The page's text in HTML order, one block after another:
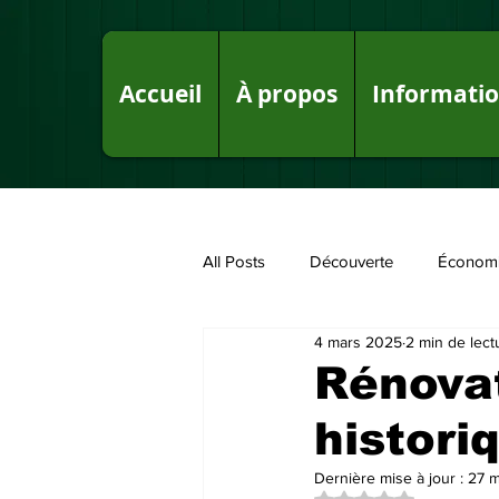
Accueil À propos
All Posts Découverte
Fake News sur le Royaume
4 mars 2025 2 min de
Dernière mise à jour : 27